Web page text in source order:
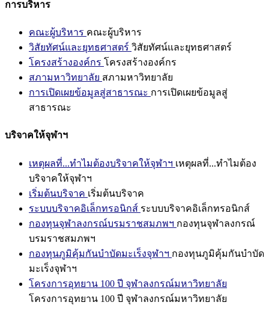
การบริหาร
คณะผู้บริหาร คณะผู้บริหาร
วิสัยทัศน์และยุทธศาสตร์ วิสัยทัศน์และยุทธศาสตร์
โครงสร้างองค์กร โครงสร้างองค์กร
สภามหาวิทยาลัย สภามหาวิทยาลัย
การเปิดเผยข้อมูลสู่สาธารณะ การเปิดเผยข้อมูลสู่
สาธารณะ
บริจาคให้จุฬาฯ
เหตุผลที่...ทำไมต้องบริจาคให้จุฬาฯ เหตุผลที่...ทำไมต้อง
บริจาคให้จุฬาฯ
เริ่มต้นบริจาค เริ่มต้นบริจาค
ระบบบริจาคอิเล็กทรอนิกส์ ระบบบริจาคอิเล็กทรอนิกส์
กองทุนจุฬาลงกรณ์บรมราชสมภพฯ กองทุนจุฬาลงกรณ์
บรมราชสมภพฯ
กองทุนภูมิคุ้มกันบำบัดมะเร็งจุฬาฯ กองทุนภูมิคุ้มกันบำบัด
มะเร็งจุฬาฯ
โครงการอุทยาน 100 ปี จุฬาลงกรณ์มหาวิทยาลัย
โครงการอุทยาน 100 ปี จุฬาลงกรณ์มหาวิทยาลัย